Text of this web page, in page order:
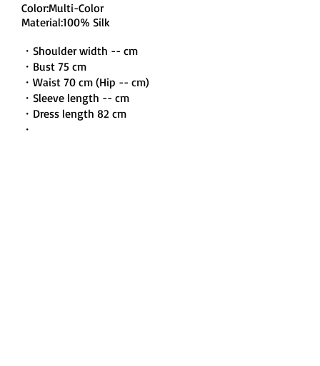
Color:Multi-Color
Material:100% Silk
・Shoulder width -- cm
・Bust 75 cm
・Waist 70 cm (Hip -- cm)
・Sleeve length -- cm
・Dress length 82 cm
・